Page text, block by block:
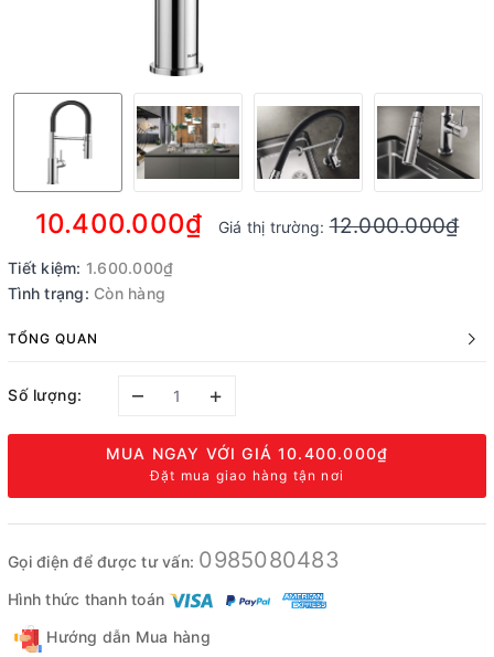
10.400.000₫ Giá thị trường:12.000.000₫
Tiết kiệm: 1.600.000₫
Tình trạng: Còn hàng
TỔNG QUAN
Số lượng: – +
MUA NGAY VỚI GIÁ10.400.000₫
Đặt mua giao hàng tận nơi
Gọi điện để được tư vấn: 0985080483
Hình thức thanh toán
Hướng dẫn Mua hàng